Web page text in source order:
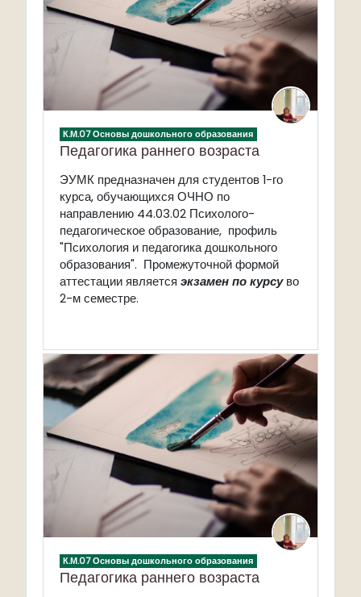
К.М.07 Основы дошкольного образования
Педагогика раннего возраста
ЭУМК предназначен для студентов 1-го
курса, обучающихся ОЧНО по
направлению 44.03.02 Психолого-
педагогическое образование, профиль
"Психология и педагогика дошкольного
образования". Промежуточной формой
аттестации является экзамен по курсуво
2-м семестре.
К.М.07 Основы дошкольного образования
Педагогика раннего возраста